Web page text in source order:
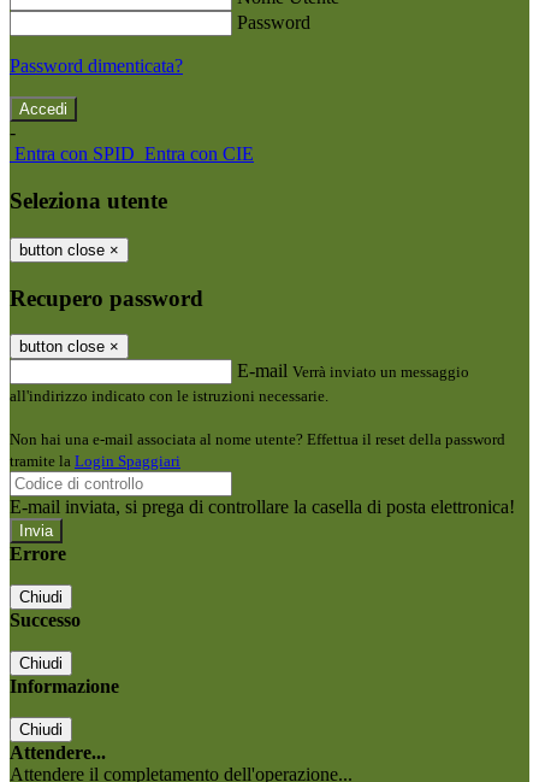
Password
Password dimenticata?
-
Entra con SPID Entra con CIE
Seleziona utente
button close ×
Recupero password
button close ×
E-mail Verrà inviato un messaggio
all'indirizzo indicato con le istruzioni necessarie.
Non hai una e-mail associata al nome utente? Effettua il reset della password
tramite la Login Spaggiari
E-mail inviata, si prega di controllare la casella di posta elettronica!
Errore
Chiudi
Successo
Chiudi
Informazione
Chiudi
Attendere...
Attendere il completamento dell'operazione...